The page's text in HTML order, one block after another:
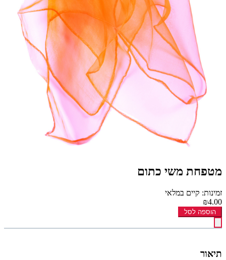
מטפחת משי כתום
זמינות: קיים במלאי
₪4.00
הוספה לסל
תיאור